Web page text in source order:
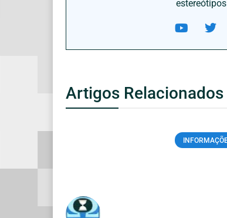
Artigos Relacionados